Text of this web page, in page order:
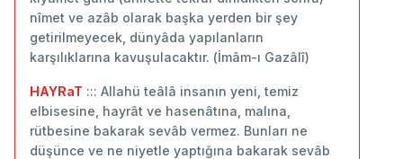
nîmet ve azâb olarak başka yerden bir şey
getirilmeyecek, dünyâda yapılanların
karşılıklarına kavuşulacaktır. (İmâm-ı Gazâlî)
HAYRaT ::: Allahü teâlâ insanın yeni, temiz
elbisesine, hayrât ve hasenâtına, malına,
rütbesine bakarak sevâb vermez. Bunları ne
düşünce ve ne niyetle yaptığına bakarak sevâb